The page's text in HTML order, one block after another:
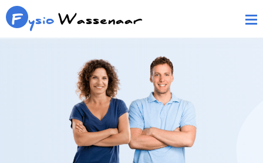
F ysioWassenaar